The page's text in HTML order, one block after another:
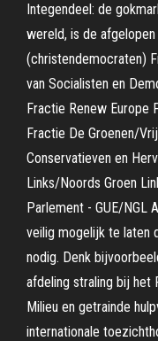
Integendeel: de
wereld, is de
(christendemocraten)
van Socialisten en
Fractie Renew Europe
Fractie De Groenen/
Conservatieven en
Links/Noords Groen
Parlement - GUE/NGL
veilig mogelijk te laten
nodig. Denk
afdeling straling bij het
Milieu en getrainde
internationale